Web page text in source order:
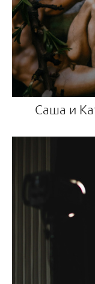
Саша и